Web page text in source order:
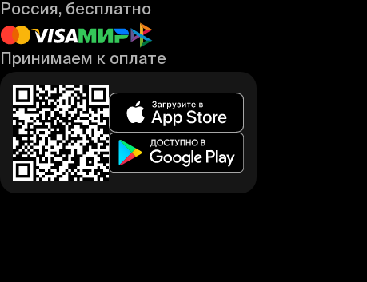
Россия, бесплатно
Принимаем к оплате